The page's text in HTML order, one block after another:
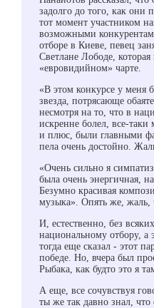
задолго до того, как они
тот момент участником
возможными
отборе в Киеве, певец
Светлане Лободе,
«евровидийном» чарте.
«В этом конкурсе у меня
звезда, потрясающе
несмотря на то, что в
искренне болел, все-
и плюс, были главными
пела очень достойно.
«Очень сильно я
была очень энергичная,
Безумно красивая
музыка». Опять же, жаль,
И, естественно, без
национальному отбору, а
тогда еще сказал - этот
победе. Но, вчера был
Рыбака, как будто это я
А еще, все сочувствуя
ты же так давно знал,